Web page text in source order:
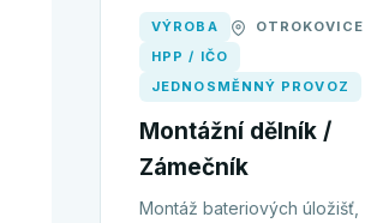
VÝROBA
OTROKOVICE
HPP / IČO
JEDNOSMĚNNÝ PROVOZ
Montážní dělník /
Zámečník
Montáž bateriových úložišť,